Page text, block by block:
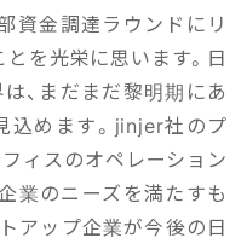
資金調達ラウンドにリ
を光栄に思います。日
、まだまだ黎明期にあ
込めます。jinjer社のプ
ィスのオペレーション
業のニーズを満たすも
アップ企業が今後の日